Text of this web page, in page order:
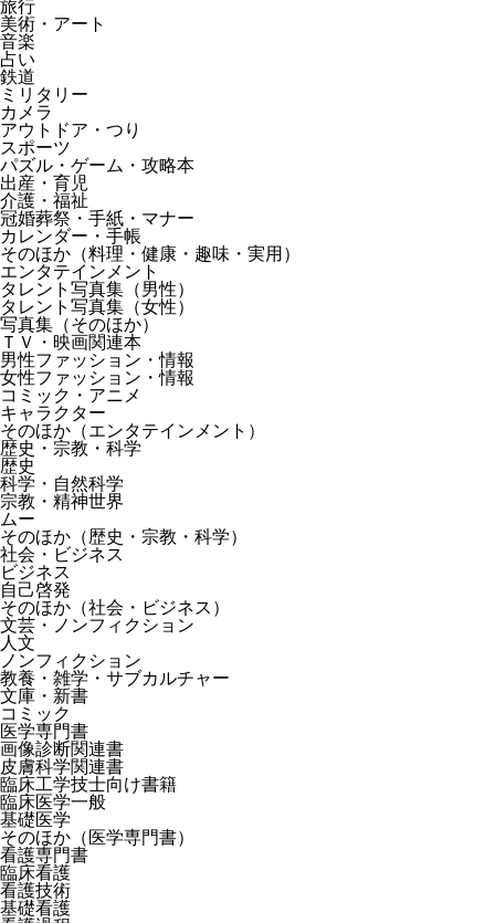
旅行
美術・アート
音楽
占い
鉄道
ミリタリー
カメラ
アウトドア・つり
スポーツ
パズル・ゲーム・攻略本
出産・育児
介護・福祉
冠婚葬祭・手紙・マナー
カレンダー・手帳
そのほか（料理・健康・趣味・実用）
エンタテインメント
タレント写真集（男性）
タレント写真集（女性）
写真集（そのほか）
ＴＶ・映画関連本
男性ファッション・情報
女性ファッション・情報
コミック・アニメ
キャラクター
そのほか（エンタテインメント）
歴史・宗教・科学
歴史
科学・自然科学
宗教・精神世界
ムー
そのほか（歴史・宗教・科学）
社会・ビジネス
ビジネス
自己啓発
そのほか（社会・ビジネス）
文芸・ノンフィクション
人文
ノンフィクション
教養・雑学・サブカルチャー
文庫・新書
コミック
医学専門書
画像診断関連書
皮膚科学関連書
臨床工学技士向け書籍
臨床医学一般
基礎医学
そのほか（医学専門書）
看護専門書
臨床看護
看護技術
基礎看護